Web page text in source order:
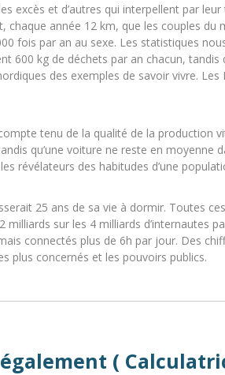
excès et d’autres qui interpellent par
chaque année 12 km, que les couples du
fois par an au sexe. Les statistiques
600 kg de déchets par an chacun, tandis
des exemples de savoir vivre.
tenu de la qualité de la production
qu’une voiture ne reste en moyenne
révélateurs des habitudes d’une
25 ans de sa vie à dormir. Toutes
sur les 4 milliards d’internautes
connectés plus de 6h par jour. Des
plus concernés et les pouvoirs publics.
(